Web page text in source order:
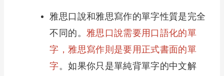
雅思口說和雅思寫作的單字性質是完全
不同的。 雅思口說需要用口語化的單
字，雅思寫作則是要用正式書面的單
字。如果你只是單純背單字的中文解